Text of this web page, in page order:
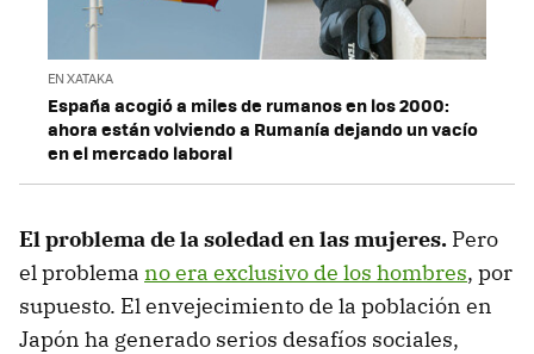
EN XATAKA
España acogió a miles de rumanos en los 2000:
ahora están volviendo a Rumanía dejando un vacío
en el mercado laboral
El problema de la soledad en las mujeres. Pero
el problema no era exclusivo de los hombres, por
supuesto. El envejecimiento de la población en
Japón ha generado serios desafíos sociales,